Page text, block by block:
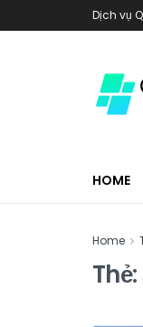
Dịch vụ
HOME
Home
Thẻ: